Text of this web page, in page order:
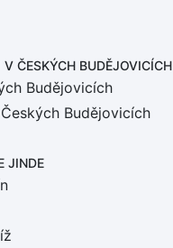
V ČESKÝCH BUDĚJOVICÍCH
Budějovicích
Budějovicích
JINDE